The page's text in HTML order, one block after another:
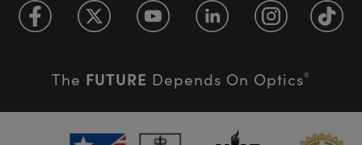
The FUTURE Depends On Optics®